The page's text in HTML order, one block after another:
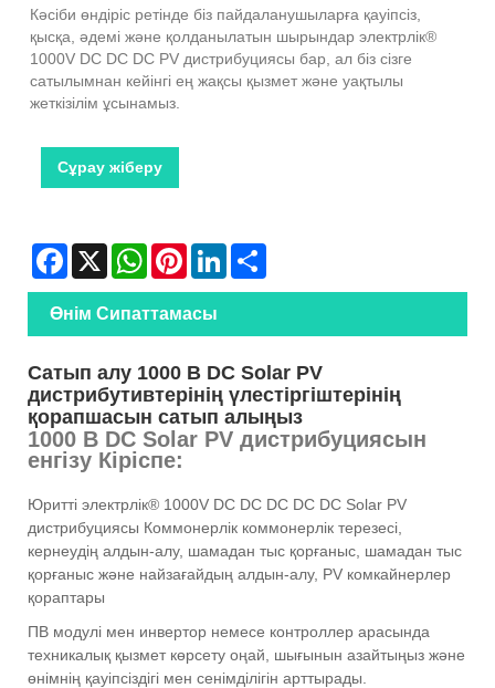
Кәсіби өндіріс ретінде біз пайдаланушыларға қауіпсіз,
қысқа, әдемі және қолданылатын шырындар электрлік®
1000V DC DC DC PV дистрибуциясы бар, ал біз сізге
сатылымнан кейінгі ең жақсы қызмет және уақтылы
жеткізілім ұсынамыз.
Сұрау жіберу
Facebook
X WhatsAppPinterestLinkedIn
Өнім Сипаттамасы
Сатып алу 1000 В DC Solar PV
дистрибутивтерінің үлестіргіштерінің
қорапшасын сатып алыңыз
1000 В DC Solar PV дистрибуциясын
енгізу Кіріспе:
Юритті электрлік® 1000V DC DC DC DC DC Solar PV
дистрибуциясы Коммонерлік коммонерлік терезесі,
кернеудің алдын-алу, шамадан тыс қорғаныс, шамадан тыс
қорғаныс және найзағайдың алдын-алу, PV комкайнерлер
қораптары
ПВ модулі мен инвертор немесе контроллер арасында
техникалық қызмет көрсету оңай, шығынын азайтыңыз және
өнімнің қауіпсіздігі мен сенімділігін арттырады.